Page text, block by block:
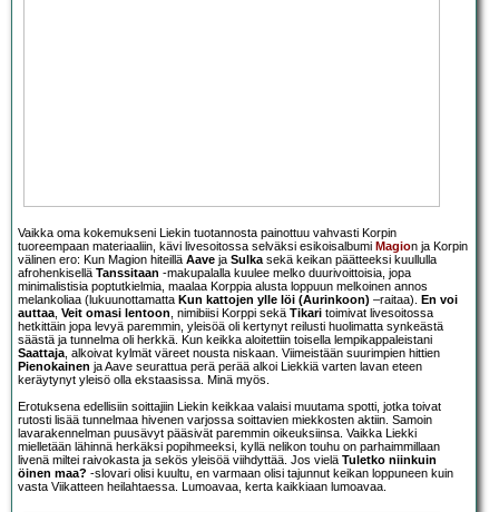
Vaikka oma kokemukseni Liekin tuotannosta painottuu vahvasti Korpin
tuoreempaan materiaaliin, kävi livesoitossa selväksi esikoisalbumi Magion ja Korpin
välinen ero: Kun Magion hiteillä Aave ja Sulkasekä keikan päätteeksi kuullulla
afrohenkisellä Tanssitaan -makupalalla kuulee melko duurivoittoisia, jopa
minimalistisia poptutkielmia, maalaa Korppia alusta loppuun melkoinen annos
melankoliaa (lukuunottamatta Kun kattojen ylle löi (Aurinkoon) –raitaa). En voi
auttaa, Veit omasi lentoon, nimibiisi Korppi sekä Tikari toimivat livesoitossa
hetkittäin jopa levyä paremmin, yleisöä oli kertynyt reilusti huolimatta synkeästä
säästä ja tunnelma oli herkkä. Kun keikka aloitettiin toisella lempikappaleistani
Saattaja, alkoivat kylmät väreet nousta niskaan. Viimeistään suurimpien hittien
Pienokainen ja Aave seurattua perä perää alkoi Liekkiä varten lavan eteen
keräytynyt yleisö olla ekstaasissa. Minä myös.
Erotuksena edellisiin soittajiin Liekin keikkaa valaisi muutama spotti, jotka toivat
rutosti lisää tunnelmaa hivenen varjossa soittavien miekkosten aktiin. Samoin
lavarakennelman puusävyt pääsivät paremmin oikeuksiinsa. Vaikka Liekki
mielletään lähinnä herkäksi popihmeeksi, kyllä nelikon touhu on parhaimmillaan
livenä miltei raivokasta ja sekös yleisöä viihdyttää. Jos vielä Tuletko niinkuin
öinen maa? -slovari olisi kuultu, en varmaan olisi tajunnut keikan loppuneen kuin
vasta Viikatteen heilahtaessa. Lumoavaa, kerta kaikkiaan lumoavaa.